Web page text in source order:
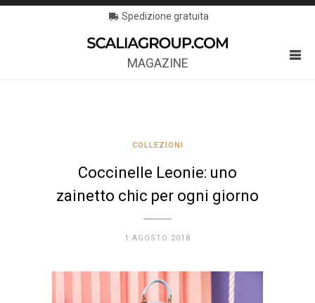
Spedizione gratuita
MAGAZINE
COLLEZIONI
Coccinelle Leonie: uno
zainetto chic per ogni giorno
1 AGOSTO 2018